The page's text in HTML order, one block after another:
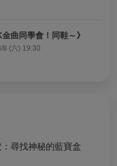
金曲同學會！同鞋～》
8 (六) 19:30
尋找神秘的藍寶盒